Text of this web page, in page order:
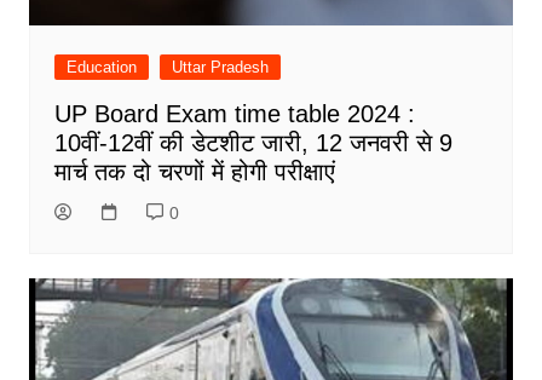
Education Uttar Pradesh
UP Board Exam time table 2024 :
10वीं-12वीं की डेटशीट जारी, 12 जनवरी से 9
मार्च तक दो चरणों में होगी परीक्षाएं
0